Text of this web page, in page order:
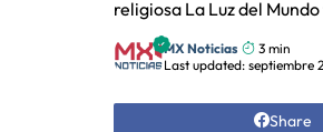
religiosa La Luz del
MX Noticias
3 min
Last updated: septiembre
Share